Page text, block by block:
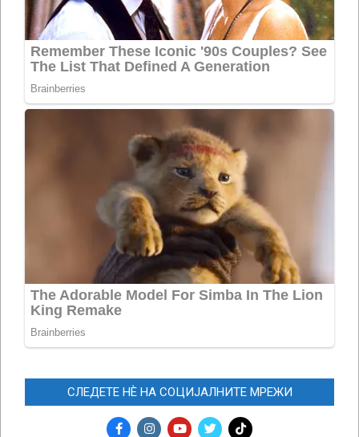
СЛЕДЕТЕ НЀ НА СОЦИЈАЛНИТЕ МРЕЖИ